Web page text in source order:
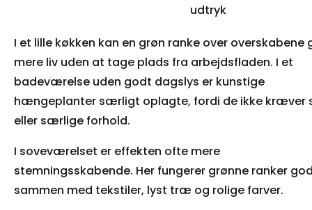
udtryk
I et lille køkken kan en grøn ranke over overskabene
mere liv uden at tage plads fra arbejdsfladen. I et
badeværelse uden godt dagslys er kunstige
hængeplanter særligt oplagte, fordi de ikke kræver
eller særlige forhold.
I soveværelset er effekten ofte mere
stemningsskabende. Her fungerer grønne ranker
sammen med tekstiler, lyst træ og rolige farver.